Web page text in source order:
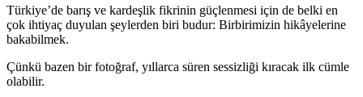
Türkiye’de barış ve kardeşlik fikrinin güçlenmesi için de belki en
çok ihtiyaç duyulan şeylerden biri budur: Birbirimizin hikâyelerine
bakabilmek.
Çünkü bazen bir fotoğraf, yıllarca süren sessizliği kıracak ilk cümle
olabilir.